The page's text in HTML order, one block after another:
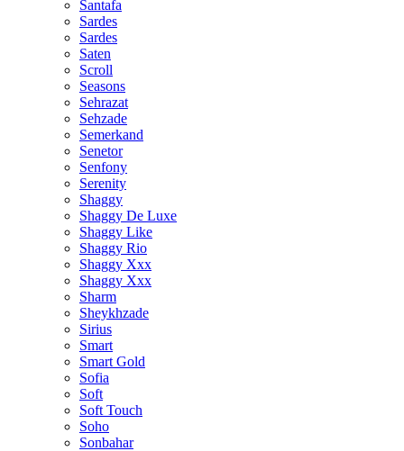
Santafa
Sardes
Sardes
Saten
Scroll
Seasons
Sehrazat
Sehzade
Semerkand
Senetor
Senfony
Serenity
Shaggy
Shaggy De Luxe
Shaggy Like
Shaggy Rio
Shaggy Xxx
Shaggy Xxx
Sharm
Sheykhzade
Sirius
Smart
Smart Gold
Sofia
Soft
Soft Touch
Soho
Sonbahar